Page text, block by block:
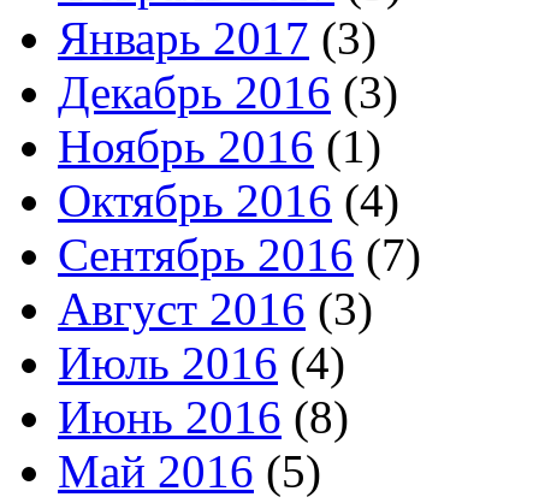
Январь 2017 (3)
Декабрь 2016 (3)
Ноябрь 2016 (1)
Октябрь 2016 (4)
Сентябрь 2016 (7)
Август 2016 (3)
Июль 2016 (4)
Июнь 2016 (8)
Май 2016 (5)